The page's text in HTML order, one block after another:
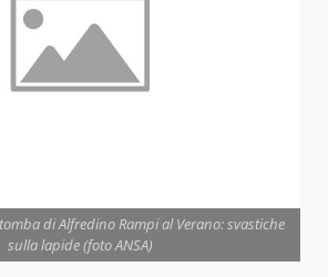
di Alfredino Rampi al Verano: svastiche
sulla lapide (foto ANSA)